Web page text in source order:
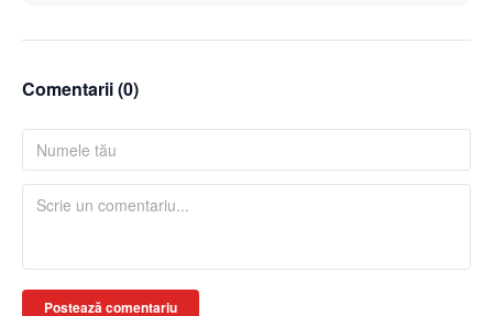
Comentarii (0)
Postează comentariu